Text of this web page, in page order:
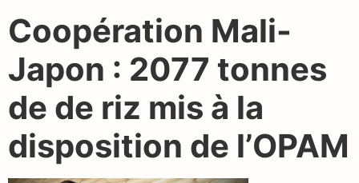
Coopération Mali-
Japon : 2077 tonnes
de de riz mis à la
disposition de l’OPAM